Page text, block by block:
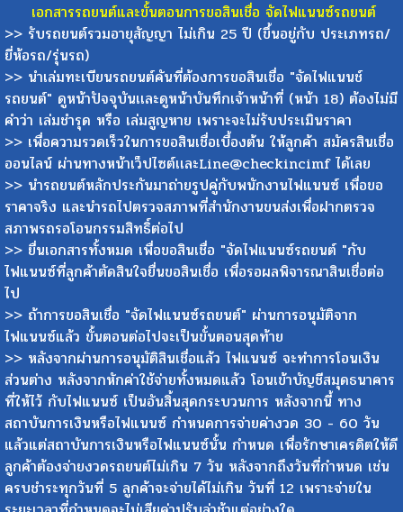
เอกสารรถยนต์และขั้นตอนการขอสินเชื่อ จัดไฟแนนซ์รถยนต์
>> รับรถยนต์รวมอายุสัญญา ไม่เกิน 25 ปี (ขึ้นอยู่กับ ประเภทรถ/
ยี่ห้อรถ/รุ่นรถ)
>> นำเล่มทะเบียนรถยนต์คันที่ต้องการขอสินเชื่อ "จัดไฟแนนช์
รถยนต์" ดูหน้าปัจจุบันเเละดูหน้าบันทึกเจ้าหน้าที่ (หน้า 18) ต้องไม่มี
คำว่า เล่มชำรุด หรือ เล่มสูญหาย เพราะจะไม่รับประเมินราคา
>> เพื่อความรวดเร็วในการขอสินเชื่อเบื้องต้น ให้ลูกค้า สมัครสินเชื่อ
ออนไลน์ ผ่านทางหน้าเว็ปไซต์เเละLine@checkincimf ได้เลย
>> นำรถยนต์หลักประกันมาถ่ายรูปคู่กับพนักงานไฟแนนซ์ เพื่อขอ
ราคาจริง และนำรถไปตรวจสภาพที่สำนักงานขนส่งเพื่อฝากตรวจ
สภาพรถรอโอนกรรมสิทธิ์ต่อไป
>> ยื่นเอกสารทั้งหมด เพื่อขอสินเชื่อ "จัดไฟแนนซ์รถยนต์ "กับ
ไฟแนนซ์ที่ลูกค้าตัดสินใจยื่นขอสินเชื่อ เพื่อรอผลพิจารณาสินเชื่อต่อ
ไป
>> ถ้าการขอสินเชื่อ "จัดไฟแนนซ์รถยนต์" ผ่านการอนุมัติจาก
ไฟแนนซ์แล้ว ขั้นตอนต่อไปจะเป็นขั้นตอนสุดท้าย
>> หลังจากผ่านการอนุมัติสินเชื่อแล้ว ไฟแนนซ์ จะทำการโอนเงิน
ส่วนต่าง หลังจากหักค่าใช้จ่ายทั้งหมดแล้ว โอนเข้าบัญชีสมุดธนาคาร
ที่ให้ไว้ กับไฟแนนซ์ เป็นอันสิ้นสุดกระบวนการ หลังจากนี้ ทาง
สถาบันการเงินหรือไฟแนนซ์ กำหนดการจ่ายค่างวด 30 - 60 วัน
แล้วแต่สถาบันการเงินหรือไฟแนนซ์นั้น กำหนด เพื่อรักษาเครดิตให้ดี
ลูกค้าต้องจ่ายงวดรถยนต์ไม่เกิน 7 วัน หลังจากถึงวันที่กำหนด เช่น
ครบชำระทุกวันที่ 5 ลูกค้าจะจ่ายได้ไม่เกิน วันที่ 12 เพราะจ่ายใน